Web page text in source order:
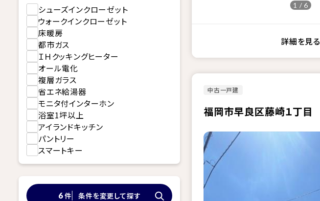
シューズインクローゼット
ウォークインクローゼット
床暖房
都市ガス
ＩＨクッキングヒーター
オール電化
複層ガラス
省エネ給湯器
モニタ付インターホン
浴室1坪以上
アイランドキッチン
パントリー
スマートキー
6 件 条件を変更して探す
1 / 6
詳細を見る
中古一戸建
福岡市早良区藤崎１丁目